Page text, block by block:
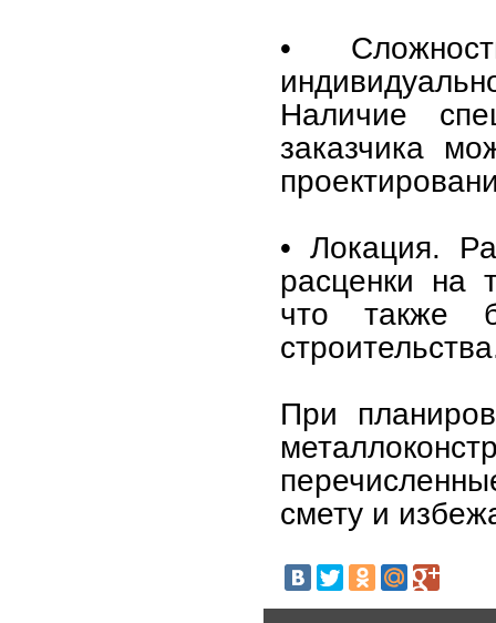
•
Наличие
заказчика
• Локация.
расценки на
что также
При
смету и